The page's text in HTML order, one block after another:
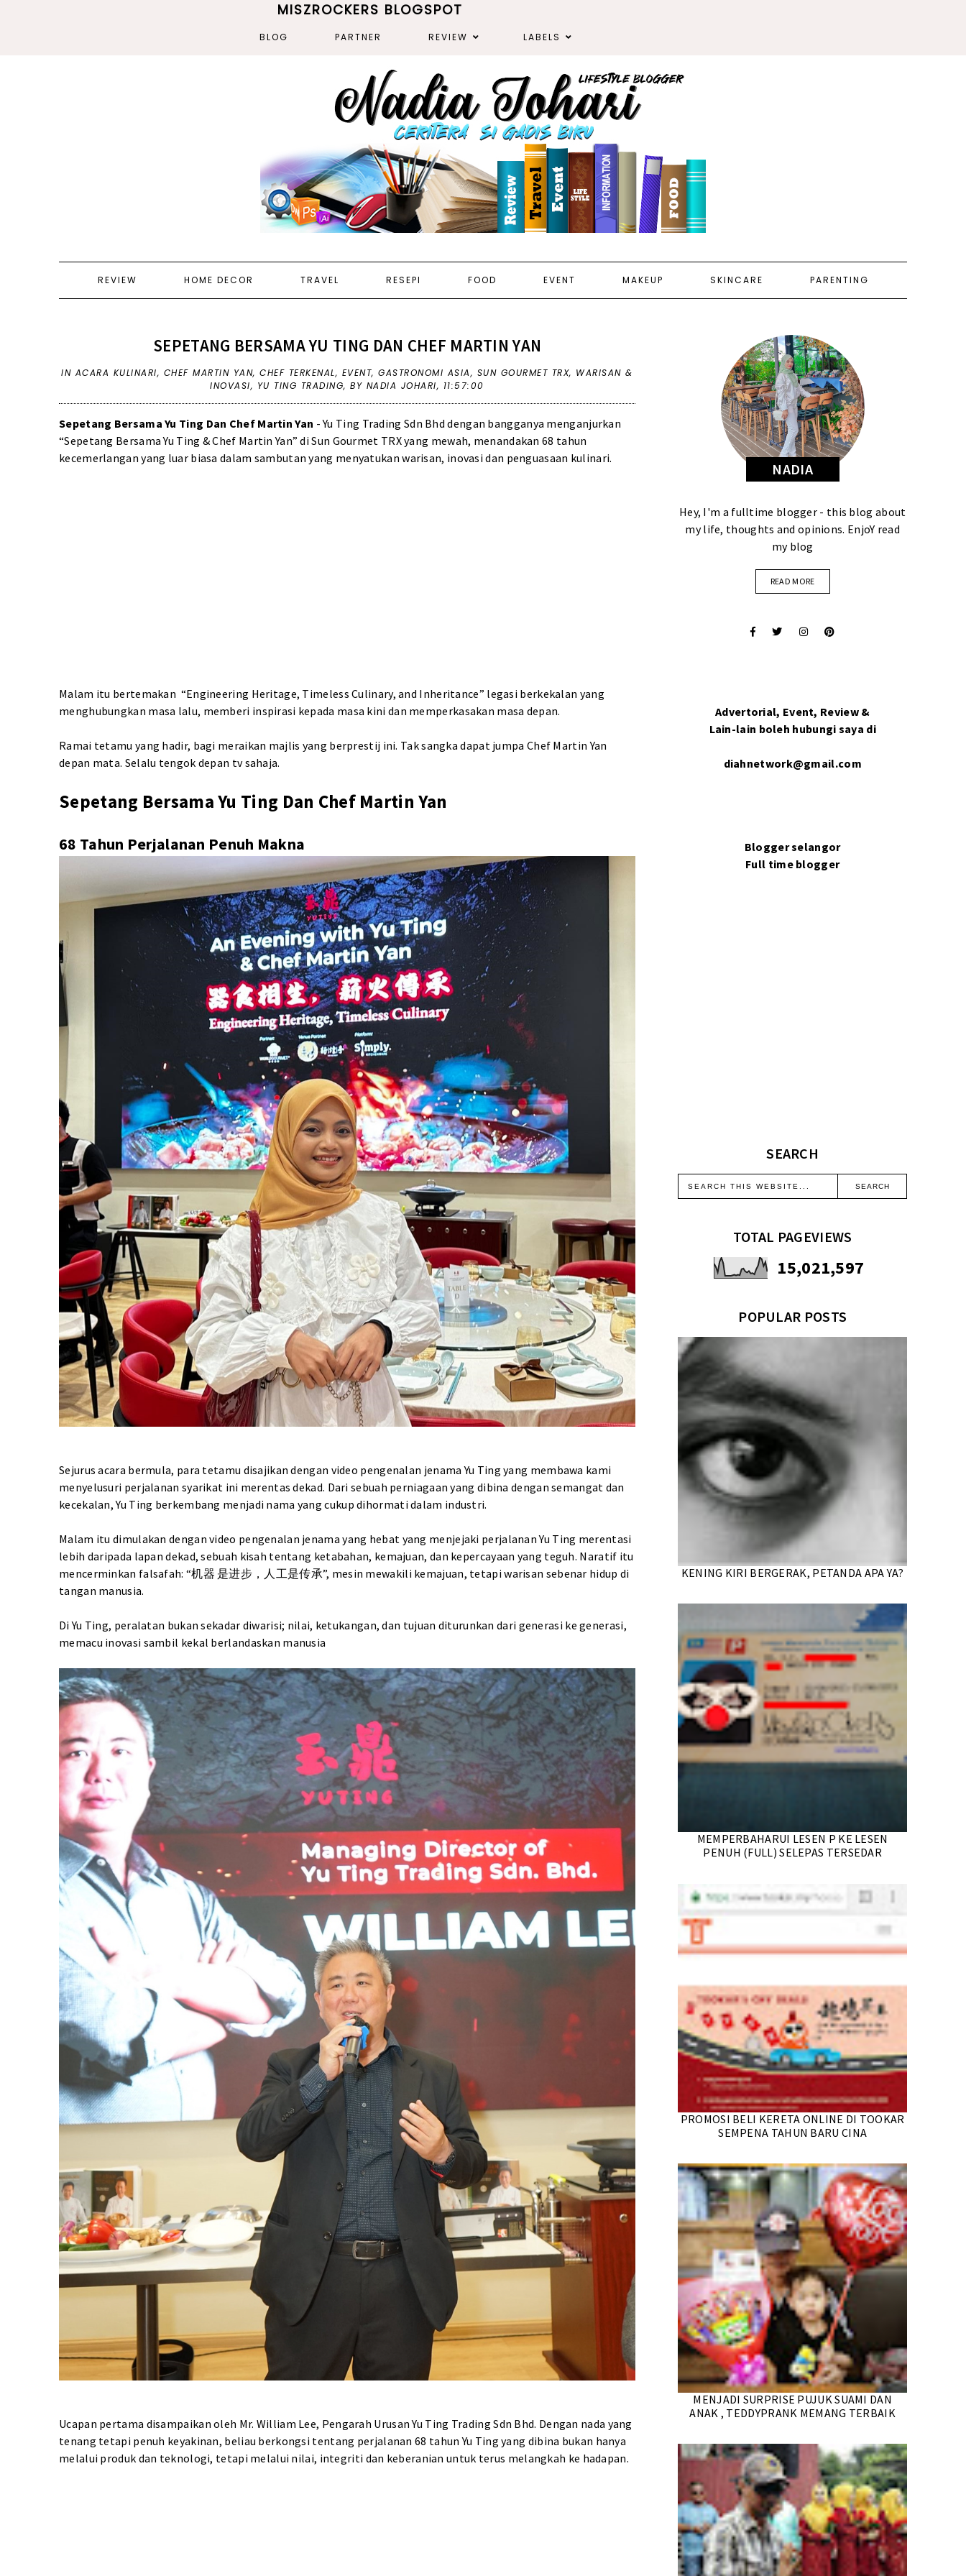
MISZROCKERS BLOGSPOT
BLOG PARTNER REVIEW LABELS
REVIEW HOME DECOR TRAVEL RESEPI FOOD EVENT MAKEUP SKINCARE PARENTING
SEPETANG BERSAMA YU TING DAN CHEF MARTIN YAN
IN ACARA KULINARI, CHEF MARTIN YAN,CHEF TERKENAL, EVENT,GASTRONOMI ASIA, SUN GOURMET TRX, WARISAN &
INOVASI, YU TING TRADING,BY NADIA JOHARI, 11:57:00
Sepetang Bersama Yu Ting Dan Chef Martin Yan - Yu Ting Trading Sdn Bhd dengan bangganya menganjurkan
“Sepetang Bersama Yu Ting & Chef Martin Yan” di Sun Gourmet TRX yang mewah, menandakan 68 tahun
kecemerlangan yang luar biasa dalam sambutan yang menyatukan warisan, inovasi dan penguasaan kulinari.
Malam itu bertemakan “Engineering Heritage, Timeless Culinary, and Inheritance” legasi berkekalan yang
menghubungkan masa lalu, memberi inspirasi kepada masa kini dan memperkasakan masa depan.
Ramai tetamu yang hadir, bagi meraikan majlis yang berprestij ini. Tak sangka dapat jumpa Chef Martin Yan
depan mata. Selalu tengok depan tv sahaja.
Sepetang Bersama Yu Ting Dan Chef Martin Yan
68 Tahun Perjalanan Penuh Makna
Sejurus acara bermula, para tetamu disajikan dengan video pengenalan jenama Yu Ting yang membawa kami
menyelusuri perjalanan syarikat ini merentas dekad. Dari sebuah perniagaan yang dibina dengan semangat dan
kecekalan, Yu Ting berkembang menjadi nama yang cukup dihormati dalam industri.
Malam itu dimulakan dengan video pengenalan jenama yang hebat yang menjejaki perjalanan Yu Ting merentasi
lebih daripada lapan dekad, sebuah kisah tentang ketabahan, kemajuan, dan kepercayaan yang teguh. Naratif itu
mencerminkan falsafah: “机器 是进步，⼈⼯是传承”, mesin mewakili kemajuan, tetapi warisan sebenar hidup di
tangan manusia.
Di Yu Ting, peralatan bukan sekadar diwarisi; nilai, ketukangan, dan tujuan diturunkan dari generasi ke generasi,
memacu inovasi sambil kekal berlandaskan manusia
Ucapan pertama disampaikan oleh Mr. William Lee, Pengarah Urusan Yu Ting Trading Sdn Bhd. Dengan nada yang
tenang tetapi penuh keyakinan, beliau berkongsi tentang perjalanan 68 tahun Yu Ting yang dibina bukan hanya
melalui produk dan teknologi, tetapi melalui nilai, integriti dan keberanian untuk terus melangkah ke hadapan.
NADIA
Hey, I'm a fulltime blogger - this blog about
my life, thoughts and opinions. EnjoY read
my blog
READ MORE
Advertorial, Event, Review &
Lain-lain boleh hubungi saya di
diahnetwork@gmail.com
Blogger selangor
Full time blogger
SEARCH
TOTAL PAGEVIEWS
15,021,597
POPULAR POSTS
KENING KIRI BERGERAK, PETANDA APA YA?
MEMPERBAHARUI LESEN P KE LESEN
PENUH (FULL) SELEPAS TERSEDAR
PROMOSI BELI KERETA ONLINE DI TOOKAR
SEMPENA TAHUN BARU CINA
MENJADI SURPRISE PUJUK SUAMI DAN
ANAK , TEDDYPRANK MEMANG TERBAIK